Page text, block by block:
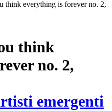
think
no. 2,
emergenti